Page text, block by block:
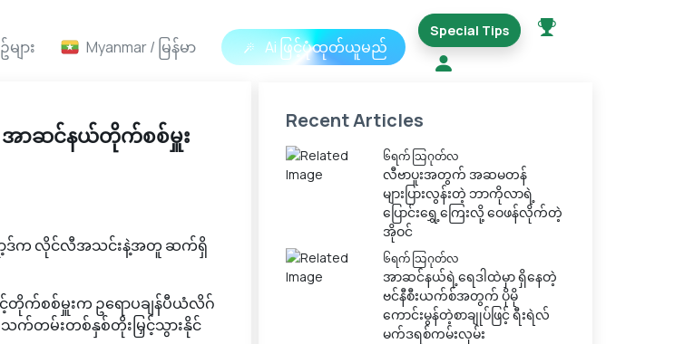
များ Myanmar / မြန်မာ Ai ဖြင့်ပုံထုတ်ယူမည်
Special Tips
အာဆင်နယ်တိုက်စစ်မှူး
ော့ဒ်က လိုင်လီအသင်းနဲ့အတူ ဆက်ရှိ
င့်တိုက်စစ်မှူးက ဥရောပချန်ပီယံလိဂ်
က်တမ်းတစ်နှစ်တိုးမြှင့်သွားနိုင်
Recent Articles
၆ရက် သြဂုတ်လ
လီဗာပူးအတွက် အဆမတန်
များပြားလွန်းတဲ့ ဘာကိုလာရဲ့
ပြောင်းရွှေ့ကြေးလို့ ဝေဖန်လိုက်တဲ့
အိုဝင်
၆ရက် သြဂုတ်လ
အာဆင်နယ်ရဲ့ရေဒါထဲမှာ ရှိနေတဲ့
ဗင်နီစီးယက်စ်အတွက် ပိုမို
ကောင်းမွန်တဲ့စာချုပ်ဖြင့် ရီးရဲလ်
မက်ဒရစ်ကမ်းလှမ်း